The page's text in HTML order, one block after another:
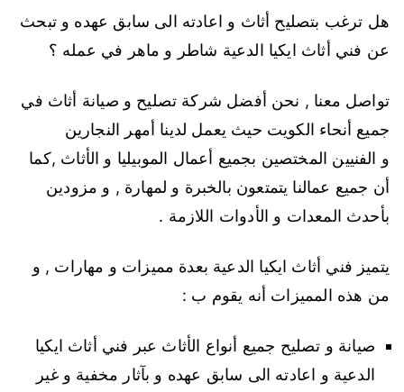
هل ترغب بتصليح أثاث و اعادته الى سابق عهده و تبحث
عن فني أثاث ايكيا الدعية شاطر و ماهر في عمله ؟
تواصل معنا , نحن أفضل شركة تصليح و صيانة أثاث في
جميع أنحاء الكويت حيث يعمل لدينا أمهر النجارين
و الفنيين المختصين بجميع أعمال الموبيليا و الأثاث ,كما
أن جميع عمالنا يتمتعون بالخبرة و لمهارة , و مزودين
بأحدث المعدات و الأدوات اللازمة .
يتميز فني أثاث ايكيا الدعية بعدة مميزات و مهارات , و
من هذه المميزات أنه يقوم ب :
صيانة و تصليح جميع أنواع الأثاث عبر فني أثاث ايكيا
الدعية و اعادته الى سابق عهده و بآثار مخفية و غير